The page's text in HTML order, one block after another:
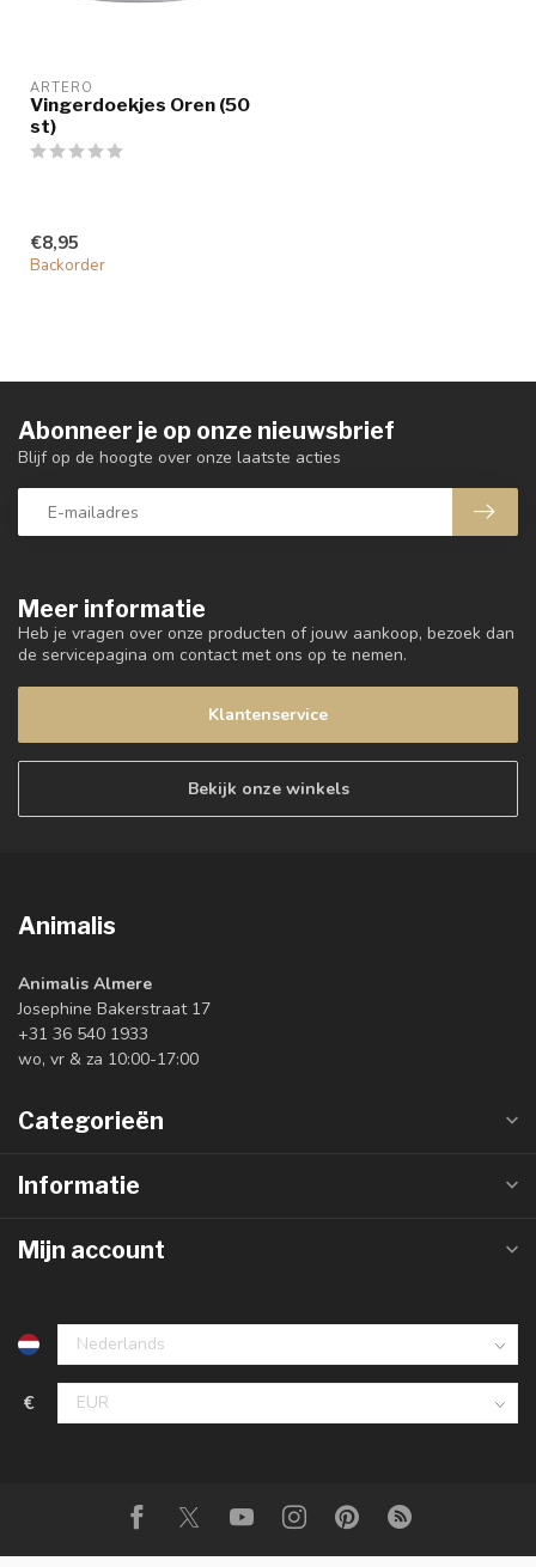
ARTERO
Vingerdoekjes Oren (50
st)
€8,95
Backorder
Meer informatie
Heb je vragen over onze producten of jouw aankoop, bezoek dan
de servicepagina om contact met ons op te nemen.
Klantenservice
Bekijk onze winkels
Abonneer je op onze nieuwsbrief
Blijf op de hoogte over onze laatste acties
Animalis
Animalis Almere
Josephine Bakerstraat 17
+31 36 540 1933
wo, vr & za 10:00-17:00
Categorieën
Informatie
Mijn account
€